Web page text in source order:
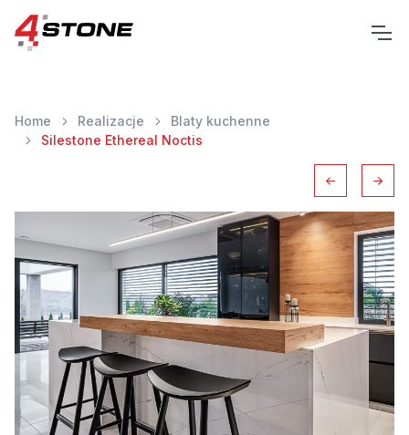
Home Realizacje
Blaty kuchenne
Silestone Ethereal Noctis